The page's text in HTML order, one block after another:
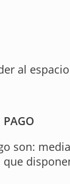
al
PAGO
son: